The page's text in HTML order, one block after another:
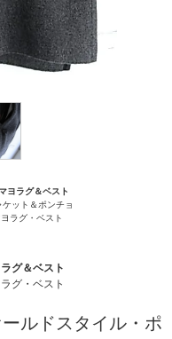
ヨラグ＆ベスト
ット＆ポンチョ
ラグ・ベスト
グ＆ベスト
グ・ベスト
ルドスタイル・ポ